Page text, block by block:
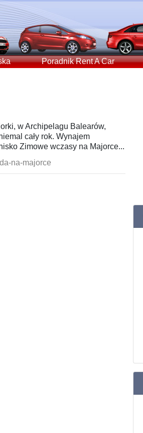
Poradnik Rent A Car
w Archipelagu Balearów,
cały rok. Wynajem
Zimowe wczasy na Majorce...
na-majorce